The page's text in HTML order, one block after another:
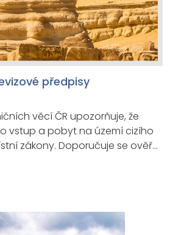
předpisy
věcí ČR upozorňuje, že
vstup a pobyt na území cizího
zákony. Doporučuje se ověřit